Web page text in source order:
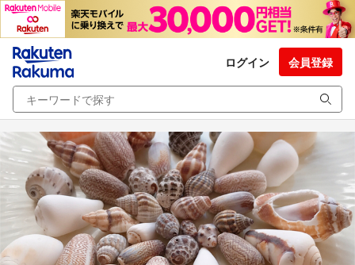
ログイン 会員登録